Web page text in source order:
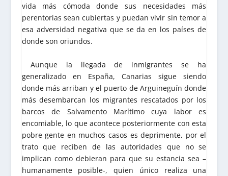
vida más cómoda donde sus necesidades más
perentorias sean cubiertas y puedan vivir sin temor a
esa adversidad negativa que se da en los países de
donde son oriundos.
Aunque la llegada de inmigrantes se ha
generalizado en España, Canarias sigue siendo
donde más arriban y el puerto de Arguineguín donde
más desembarcan los migrantes rescatados por los
barcos de Salvamento Marítimo cuya labor es
encomiable, lo que acontece posteriormente con esta
pobre gente en muchos casos es deprimente, por el
trato que reciben de las autoridades que no se
implican como debieran para que su estancia sea –
humanamente posible-, quien único realiza una